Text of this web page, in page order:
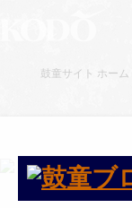
鼓童サイト ホーム